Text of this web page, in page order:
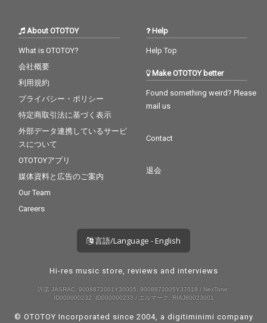
About OTOTOY
What is OTOTOY?
会社概要
利用規約
プライバシー・ポリシー
特定商取引法に基づく表示
外部データ連携しているサービ
スについて
OTOTOYアプリ
媒体資料と広告のご案内
Our Team
Careers
Help
Help Top
Make OTOTOY better
Found something weird? Please
mail us
Contact
退会
言語/Language - English
Hi-res music store, reviews and interviews
許諾 JASRAC: 9008872001Y30005, 9008872005Y37019 / NexTone:
ID000000232, ID000000233 / エルマーク: RIAJ80023001
© OTOTOY Incorporated since 2004, a digitiminimi company